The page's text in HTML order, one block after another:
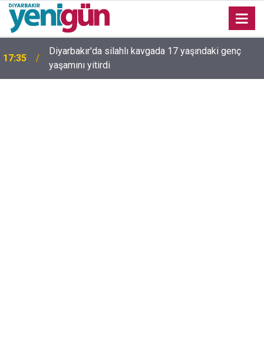
17:35
Diyarbakır'da silahlı kavgada 17 yaşındaki genç
16:54 Bahceli'den Öcalan ve Demirtaş açıklaması